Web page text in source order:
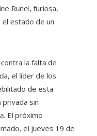
Runel, furiosa,
estado de un
la falta de
el líder de los
de esta
privada sin
El próximo
el jueves 19 de